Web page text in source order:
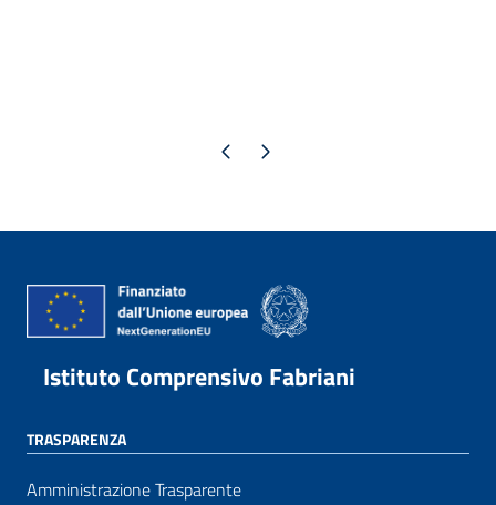
Pagina precedente
Pagina successiva
Istituto Comprensivo Fabriani
TRASPARENZA
Amministrazione Trasparente